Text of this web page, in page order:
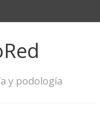
y podología